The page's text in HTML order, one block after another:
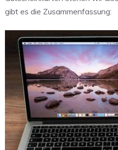
gibt es die Zusammenfassung: